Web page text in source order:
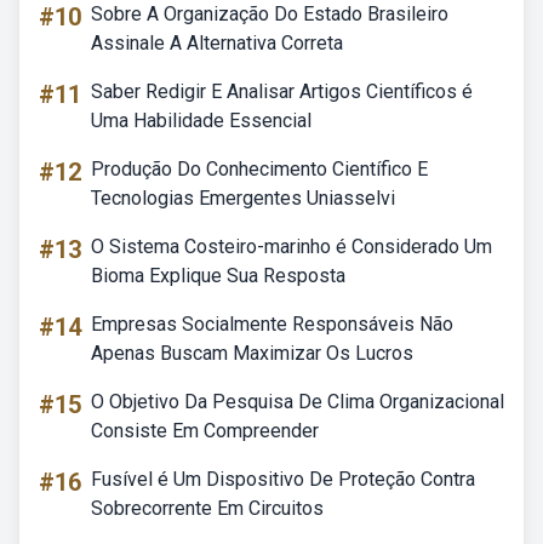
#10 Sobre A Organização Do Estado Brasileiro
Assinale A Alternativa Correta
#11 Saber Redigir E Analisar Artigos Científicos é
Uma Habilidade Essencial
#12 Produção Do Conhecimento Científico E
Tecnologias Emergentes Uniasselvi
#13 O Sistema Costeiro-marinho é Considerado Um
Bioma Explique Sua Resposta
#14 Empresas Socialmente Responsáveis Não
Apenas Buscam Maximizar Os Lucros
#15 O Objetivo Da Pesquisa De Clima Organizacional
Consiste Em Compreender
#16 Fusível é Um Dispositivo De Proteção Contra
Sobrecorrente Em Circuitos